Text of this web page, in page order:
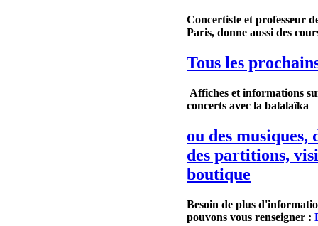
Concertiste et professeur
Paris, donne aussi des
Tous les
Affiches et informations
concerts avec la balalaïka
ou des musiques,
des partitions,
boutique
Besoin de plus
pouvons vous renseigner :